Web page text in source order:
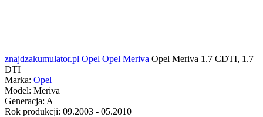
znajdzakumulator.pl Opel Opel Meriva Opel Meriva 1.7 CDTI, 1.7
DTI
Marka: Opel
Model: Meriva
Generacja: A
Rok produkcji: 09.2003 - 05.2010